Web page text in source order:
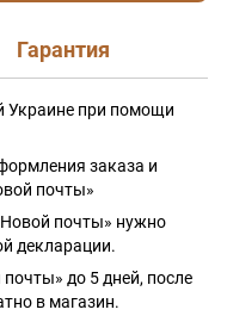
Гарантия
Украине при помощи
заказа и
почты»
почты» нужно
декларации.
до 5 дней, после
в магазин.